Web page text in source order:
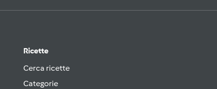
Ricette
Cerca ricette
Categorie